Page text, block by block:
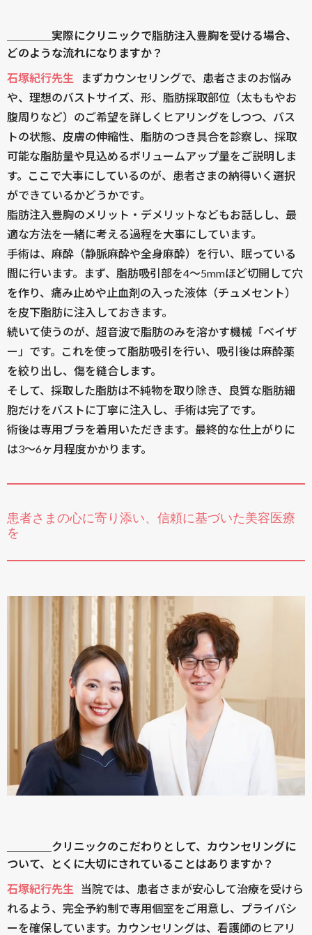
＿＿＿＿実際にクリニックで脂肪注入豊胸を受ける場合、
どのような流れになりますか？
石塚紀行先生
まずカウンセリングで、患者さまのお悩み
や、理想のバストサイズ、形、脂肪採取部位（太ももやお
腹周りなど）のご希望を詳しくヒアリングをしつつ、バス
トの状態、皮膚の伸縮性、脂肪のつき具合を診察し、採取
可能な脂肪量や見込めるボリュームアップ量をご説明しま
す。ここで大事にしているのが、患者さまの納得いく選択
ができているかどうかです。
脂肪注入豊胸のメリット・デメリットなどもお話しし、最
適な方法を一緒に考える過程を大事にしています。
手術は、麻酔（静脈麻酔や全身麻酔）を行い、眠っている
間に行います。まず、脂肪吸引部を4〜5mmほど切開して穴
を作り、痛み止めや止血剤の入った液体（チュメセント）
を皮下脂肪に注入しておきます。
続いて使うのが、超音波で脂肪のみを溶かす機械「ベイザ
ー」です。これを使って脂肪吸引を行い、吸引後は麻酔薬
を絞り出し、傷を縫合します。
そして、採取した脂肪は不純物を取り除き、良質な脂肪細
胞だけをバストに丁寧に注入し、手術は完了です。
術後は専用ブラを着用いただきます。最終的な仕上がりに
は3～6ヶ月程度かかります。
患者さまの心に寄り添い、信頼に基づいた美容医療
を
＿＿＿＿クリニックのこだわりとして、カウンセリングに
ついて、とくに大切にされていることはありますか？
石塚紀行先生
当院では、患者さまが安心して治療を受けら
れるよう、完全予約制で専用個室をご用意し、プライバシ
ーを確保しています。カウンセリングは、看護師のヒアリ